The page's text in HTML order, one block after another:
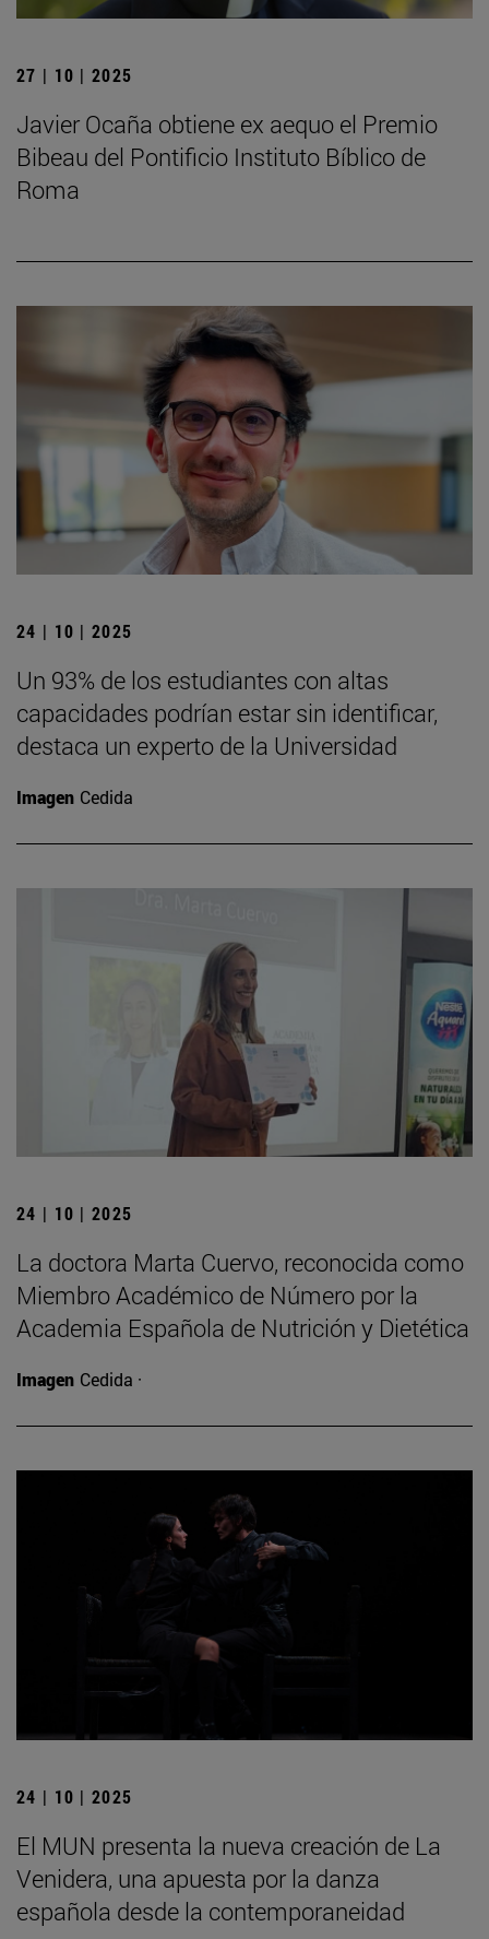
27 | 10 | 2025
Javier Ocaña obtiene ex aequo el Premio
Bibeau del Pontificio Instituto Bíblico de
Roma
24 | 10 | 2025
Un 93% de los estudiantes con altas
capacidades podrían estar sin identificar,
destaca un experto de la Universidad
Imagen Cedida
24 | 10 | 2025
La doctora Marta Cuervo, reconocida como
Miembro Académico de Número por la
Academia Española de Nutrición y Dietética
Imagen Cedida ·
24 | 10 | 2025
El MUN presenta la nueva creación de La
Venidera, una apuesta por la danza
española desde la contemporaneidad